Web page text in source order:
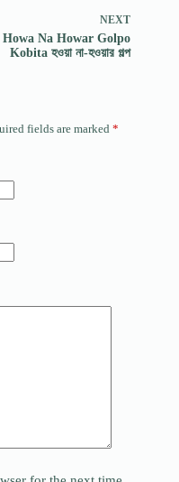
NEXT
Howa Na Howar Golpo
Kobita হওয়া না-হওয়ার গল্প
fields are marked *